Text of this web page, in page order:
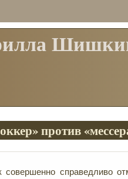
против
совершенно справедливо